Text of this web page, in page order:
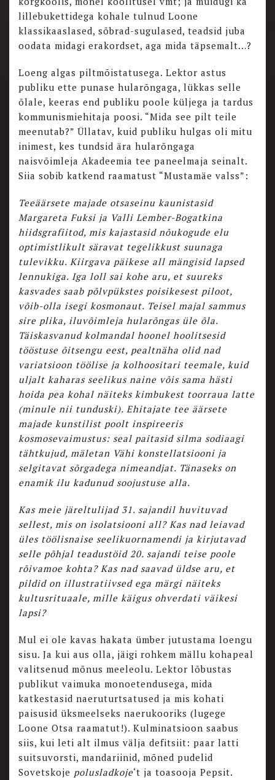
lillebukettidega kohale tulnud Loone
klassikaaslased, sõbrad-sugulased, teadsid juba
oodata midagi erakordset, aga mida täpsemalt…?
Loeng algas piltmõistatusega. Lektor astus
publiku ette punase hularõngaga, lükkas selle
õlale, keeras end publiku poole küljega ja tardus
kommunismiehitaja poosi. “Mida see pilt teile
meenutab?” Üllatav, kuid publiku hulgas oli mitu
inimest, kes tundsid ära hularõngaga
naisvõimleja Akadeemia tee paneelmaja seinalt.
Siia sobib katkend raamatust “Mustamäe valss”:
Teeäärsete majade otsaseinu kaunistasid
Margareta Fuksi ja Valli Lember-Bogatkina
hiidsgrafiitod, mis kajastasid nõukogude elu
optimistlikult säravat tegelikkust suunaga
tulevikku. Kiirgava päikese all mängisid lapsed
lennukiga. Iga loll sai kohe aru, et suureks
kasvades saab põlvpükstes poisikesest piloot,
võib-olla isegi kosmonaut. Teisel majal sammus
sire plika, iluvõimleja hularõngas üle õla.
Täiskasvanud kolmandal hoonel hoolitsesid
tööstuse õitsengu eest, pealtnäha olid nad
variatsioon töölise ja kolhoositari teemale, kuid
uljalt kaharas seelikus naine võis sama hästi
hoida pea kohal näiteks kimbukest toorraua latte
(minule nii tunduski). Ehitajate tee äärsete
majade kunstilist poolt inspireeris
kosmosevaimustus: seal paitasid silma sodiaagi
tähtkujud, mäletan Vähi konstellatsiooni ja
selgitavat sõrgadega nimeandjat. Tänaseks on
enamik ilu kadunud soojustuse alla.
Kas meie järeltulijad 31. sajandil huvituvad
sellest, mis on isolatsiooni all? Kas nad leiavad
üles töölisnaise seelikuornamendi ja kirjutavad
selle põhjal teadustöid 20. sajandi teise poole
rõivamoe kohta? Kas nad saavad üldse aru, et
pildid on illustratiivsed ega märgi näiteks
kultusrituaale, mille käigus ohverdati väikesi
lapsi?
Mul ei ole kavas hakata ümber jutustama loengu
sisu. Ja kui aus olla, jäigi rohkem mällu kohapeal
valitsenud mõnus meeleolu. Lektor lõbustas
publikut vaimuka monoetendusega, mida
katkestasid naeruturtsatused ja mis kohati
paisusid üksmeelseks naerukooriks (lugege
Loone Otsa raamatut!). Kulminatsioon saabus
siis, kui leti alt ilmus välja defitsiit: paar latti
suitsuvorsti, mandariinid, mõned pudelid
Sovetskoje polusladkoje‘t ja toasooja Pepsit.